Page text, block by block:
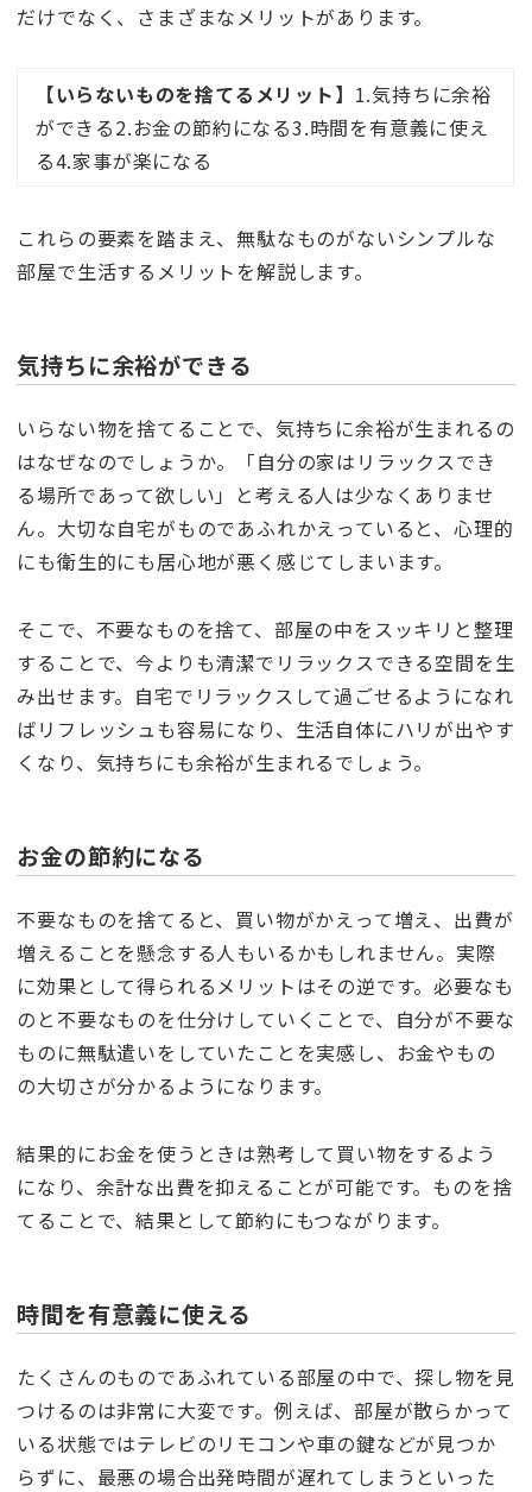
だけでなく、さまざまなメリットがあります。
【いらないものを捨てるメリット】 1.気持ちに余裕
ができる2.お金の節約になる3.時間を有意義に使え
る4.家事が楽になる
これらの要素を踏まえ、無駄なものがないシンプルな
部屋で生活するメリットを解説します。
気持ちに余裕ができる
いらない物を捨てることで、気持ちに余裕が生まれるの
はなぜなのでしょうか。「自分の家はリラックスでき
る場所であって欲しい」と考える人は少なくありませ
ん。大切な自宅がものであふれかえっていると、心理的
にも衛生的にも居心地が悪く感じてしまいます。
そこで、不要なものを捨て、部屋の中をスッキリと整理
することで、今よりも清潔でリラックスできる空間を生
み出せます。自宅でリラックスして過ごせるようになれ
ばリフレッシュも容易になり、生活自体にハリが出やす
くなり、気持ちにも余裕が生まれるでしょう。
お金の節約になる
不要なものを捨てると、買い物がかえって増え、出費が
増えることを懸念する人もいるかもしれません。実際
に効果として得られるメリットはその逆です。必要なも
のと不要なものを仕分けしていくことで、自分が不要な
ものに無駄遣いをしていたことを実感し、お金やもの
の大切さが分かるようになります。
結果的にお金を使うときは熟考して買い物をするよう
になり、余計な出費を抑えることが可能です。ものを捨
てることで、結果として節約にもつながります。
時間を有意義に使える
たくさんのものであふれている部屋の中で、探し物を見
つけるのは非常に大変です。例えば、部屋が散らかって
いる状態ではテレビのリモコンや車の鍵などが見つか
らずに、最悪の場合出発時間が遅れてしまうといった